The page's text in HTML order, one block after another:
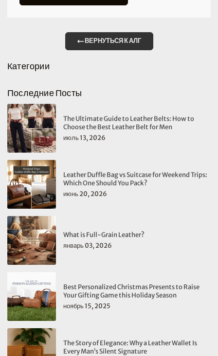
ВЕРНУТЬСЯ К АЛГ
Категории
Последние Посты
The Ultimate Guide to Leather Belts: How to
Choose the Best Leather Belt for Men
июль 13, 2026
Leather Duffle Bag vs Suitcase for Weekend Trips:
Which One Should You Pack?
июнь 20, 2026
What is Full-Grain Leather?
январь 03, 2026
Best Personalized Christmas Presents to Raise
Your Gifting Game this Holiday Season
ноябрь 15, 2025
The Story of Elegance: Why a Leather Wallet Is
Every Man’s Silent Signature